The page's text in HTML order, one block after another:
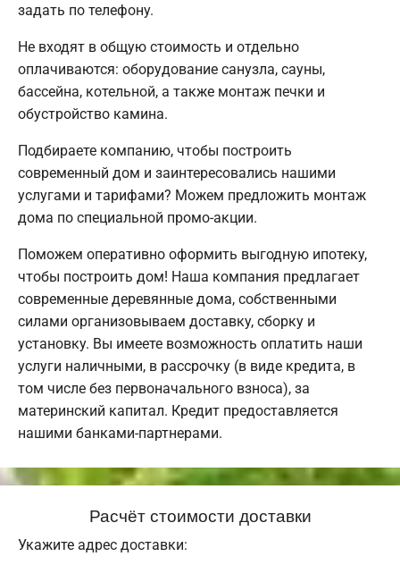
задать по телефону.
Не входят в общую стоимость и отдельно
оплачиваются: оборудование санузла, сауны,
бассейна, котельной, а также монтаж печки и
обустройство камина.
Подбираете компанию, чтобы построить
современный дом и заинтересовались нашими
услугами и тарифами? Можем предложить монтаж
дома по специальной промо-акции.
Поможем оперативно оформить выгодную ипотеку,
чтобы построить дом! Наша компания предлагает
современные деревянные дома, собственными
силами организовываем доставку, сборку и
установку. Вы имеете возможность оплатить наши
услуги наличными, в рассрочку (в виде кредита, в
том числе без первоначального взноса), за
материнский капитал. Кредит предоставляется
нашими банками-партнерами.
Расчёт стоимости доставки
Укажите адрес доставки: